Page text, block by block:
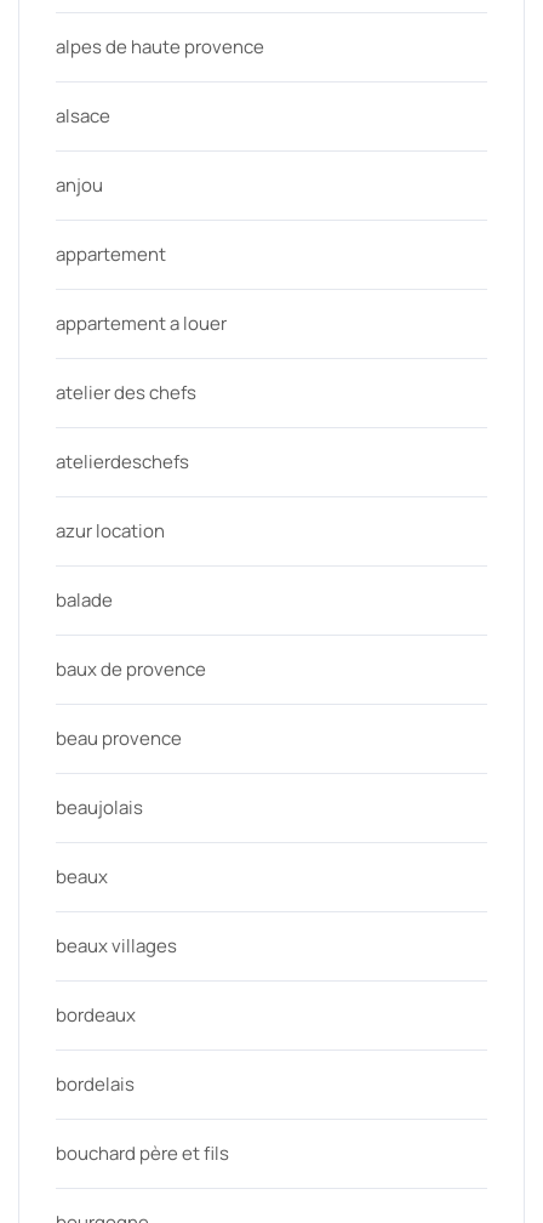
alpes de haute provence
alsace
anjou
appartement
appartement a louer
atelier des chefs
atelierdeschefs
azur location
balade
baux de provence
beau provence
beaujolais
beaux
beaux villages
bordeaux
bordelais
bouchard père et fils